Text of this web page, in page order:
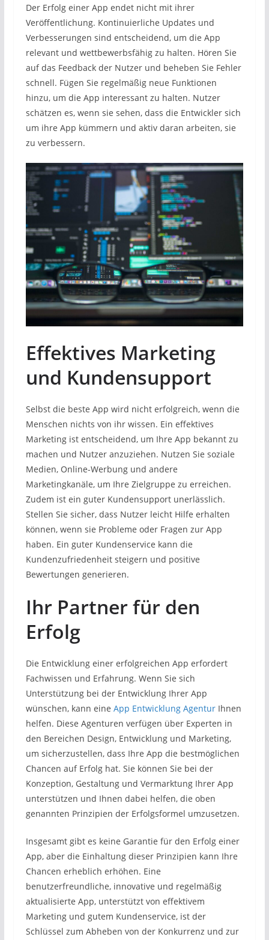
Der Erfolg einer App endet nicht mit ihrer
Veröffentlichung. Kontinuierliche Updates und
Verbesserungen sind entscheidend, um die App
relevant und wettbewerbsfähig zu halten. Hören Sie
auf das Feedback der Nutzer und beheben Sie Fehler
schnell. Fügen Sie regelmäßig neue Funktionen
hinzu, um die App interessant zu halten. Nutzer
schätzen es, wenn sie sehen, dass die Entwickler sich
um ihre App kümmern und aktiv daran arbeiten, sie
zu verbessern.
Effektives Marketing
und Kundensupport
Selbst die beste App wird nicht erfolgreich, wenn die
Menschen nichts von ihr wissen. Ein effektives
Marketing ist entscheidend, um Ihre App bekannt zu
machen und Nutzer anzuziehen. Nutzen Sie soziale
Medien, Online-Werbung und andere
Marketingkanäle, um Ihre Zielgruppe zu erreichen.
Zudem ist ein guter Kundensupport unerlässlich.
Stellen Sie sicher, dass Nutzer leicht Hilfe erhalten
können, wenn sie Probleme oder Fragen zur App
haben. Ein guter Kundenservice kann die
Kundenzufriedenheit steigern und positive
Bewertungen generieren.
Ihr Partner für den
Erfolg
Die Entwicklung einer erfolgreichen App erfordert
Fachwissen und Erfahrung. Wenn Sie sich
Unterstützung bei der Entwicklung Ihrer App
wünschen, kann eine App Entwicklung AgenturIhnen
helfen. Diese Agenturen verfügen über Experten in
den Bereichen Design, Entwicklung und Marketing,
um sicherzustellen, dass Ihre App die bestmöglichen
Chancen auf Erfolg hat. Sie können Sie bei der
Konzeption, Gestaltung und Vermarktung Ihrer App
unterstützen und Ihnen dabei helfen, die oben
genannten Prinzipien der Erfolgsformel umzusetzen.
Insgesamt gibt es keine Garantie für den Erfolg einer
App, aber die Einhaltung dieser Prinzipien kann Ihre
Chancen erheblich erhöhen. Eine
benutzerfreundliche, innovative und regelmäßig
aktualisierte App, unterstützt von effektivem
Marketing und gutem Kundenservice, ist der
Schlüssel zum Abheben von der Konkurrenz und zur